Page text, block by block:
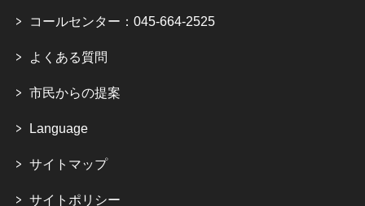
コールセンター：045-664-2525
よくある質問
市民からの提案
Language
サイトマップ
サイトポリシー